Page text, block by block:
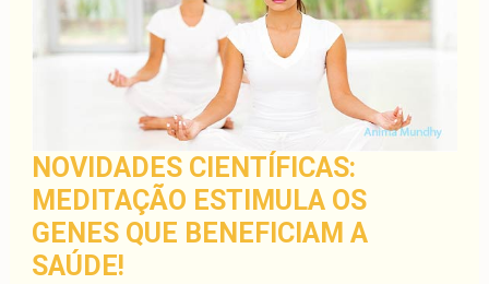
NOVIDADES CIENTÍFICAS:
MEDITAÇÃO ESTIMULA OS
GENES QUE BENEFICIAM A
SAÚDE!